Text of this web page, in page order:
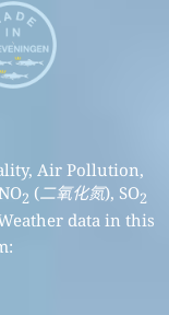
Air Pollution,
2 (二氧化氮), SO2
data in this